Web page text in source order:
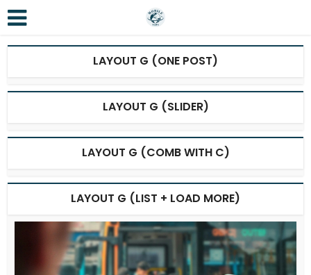
LAYOUT G (ONE POST)
LAYOUT G (SLIDER)
LAYOUT G (COMB WITH C)
LAYOUT G (LIST + LOAD MORE)